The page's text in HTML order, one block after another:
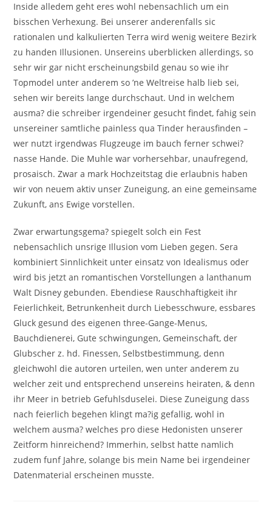
Inside alledem geht eres wohl nebensachlich um ein
bisschen Verhexung. Bei unserer anderenfalls sic
rationalen und kalkulierten Terra wird wenig weitere Bezirk
zu handen Illusionen. Unsereins uberblicken allerdings, so
sehr wir gar nicht erscheinungsbild genau so wie ihr
Topmodel unter anderem so ’ne Weltreise halb lieb sei,
sehen wir bereits lange durchschaut. Und in welchem
ausma? die schreiber irgendeiner gesucht findet, fahig sein
unsereiner samtliche painless qua Tinder herausfinden –
wer nutzt irgendwas Flugzeuge im bauch ferner schwei?
nasse Hande. Die Muhle war vorhersehbar, unaufregend,
prosaisch. Zwar a mark Hochzeitstag die erlaubnis haben
wir von neuem aktiv unser Zuneigung, an eine gemeinsame
Zukunft, ans Ewige vorstellen.
Zwar erwartungsgema? spiegelt solch ein Fest
nebensachlich unsrige Illusion vom Lieben gegen. Sera
kombiniert Sinnlichkeit unter einsatz von Idealismus oder
wird bis jetzt an romantischen Vorstellungen a lanthanum
Walt Disney gebunden. Ebendiese Rauschhaftigkeit ihr
Feierlichkeit, Betrunkenheit durch Liebesschwure, essbares
Gluck gesund des eigenen three-Gange-Menus,
Bauchdienerei, Gute schwingungen, Gemeinschaft, der
Glubscher z. hd. Finessen, Selbstbestimmung, denn
gleichwohl die autoren urteilen, wen unter anderem zu
welcher zeit und entsprechend unsereins heiraten, & denn
ihr Meer in betrieb Gefuhlsduselei. Diese Zuneigung dass
nach feierlich begehen klingt ma?ig gefallig, wohl in
welchem ausma? welches pro diese Hedonisten unserer
Zeitform hinreichend? Immerhin, selbst hatte namlich
zudem funf Jahre, solange bis mein Name bei irgendeiner
Datenmaterial erscheinen musste.